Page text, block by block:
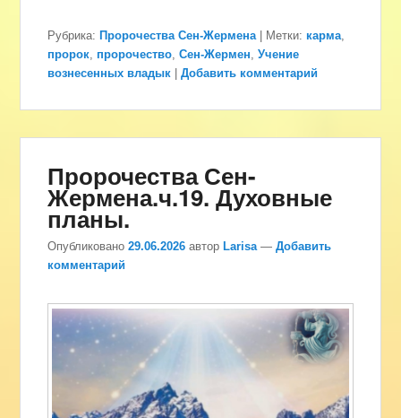
Рубрика: Пророчества Сен-Жермена Метки: карма,
пророк, пророчество,Сен-Жермен,Учение
вознесенных владык
|Добавить комментарий
Пророчества Сен-
Жермена.ч.19. Духовные
планы.
Опубликовано29.06.2026 автор Larisa —Добавить
комментарий